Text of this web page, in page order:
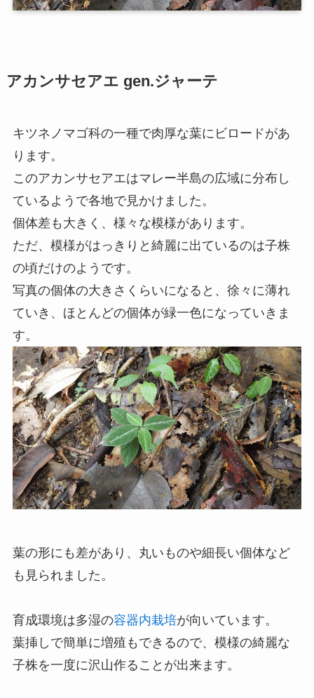
アカンサセアエ gen.ジャーテ
キツネノマゴ科の一種で肉厚な葉にビロードがあ
ります。
このアカンサセアエはマレー半島の広域に分布し
ているようで各地で見かけました。
個体差も大きく、様々な模様があります。
ただ、模様がはっきりと綺麗に出ているのは子株
の頃だけのようです。
写真の個体の大きさくらいになると、徐々に薄れ
ていき、ほとんどの個体が緑一色になっていきま
す。
葉の形にも差があり、丸いものや細長い個体など
も見られました。
育成環境は多湿の容器内栽培が向いています。
葉挿しで簡単に増殖もできるので、模様の綺麗な
子株を一度に沢山作ることが出来ます。